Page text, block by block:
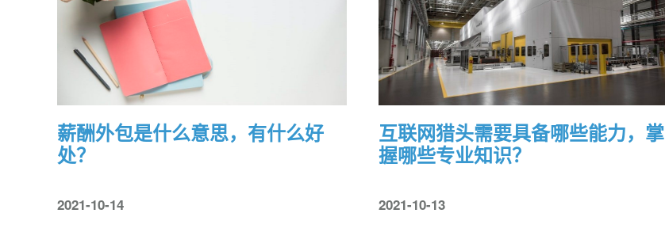
薪酬外包是什么意思，有什么好
处？
2021-10-14
互联网猎头需要具备哪些能力，掌
握哪些专业知识？
2021-10-13